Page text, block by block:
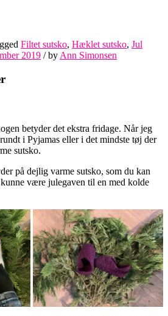
Filtet sutsko, Hæklet sutsko, Jul
2019 /by Ann Simonsen
betyder det ekstra fridage. Når jeg
i Pyjamas eller i det mindste tøj der
sutsko.
på dejlig varme sutsko, som du kan
være julegaven til en med kolde